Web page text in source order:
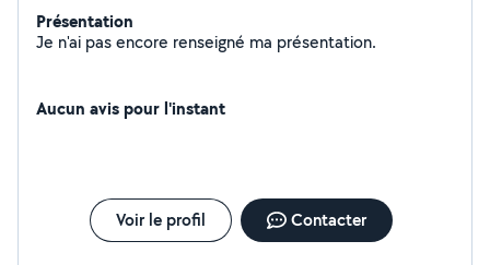
Présentation
Je n'ai pas encore renseigné ma présentation.
Aucun avis pour l'instant
Voir le profil Contacter